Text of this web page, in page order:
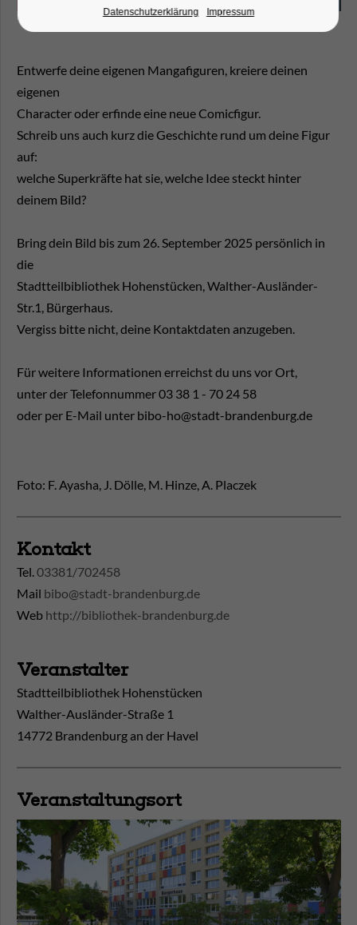
Entwerfe deine eigenen Mangafiguren, kreiere deinen
eigenen
Character oder erfinde eine neue Comicfigur.
Schreib uns auch kurz die Geschichte rund um deine Figur
auf:
welche Superkräfte hat sie, welche Idee steckt hinter
deinem Bild?
Bring dein Bild bis zum 26. September 2025 persönlich in
die
Stadtteilbibliothek Hohenstücken, Walther-Ausländer-
Str.1, Bürgerhaus.
Vergiss bitte nicht, deine Kontaktdaten anzugeben.
Für weitere Informationen erreichst du uns vor Ort,
unter der Telefonnummer 03 38 1 - 70 24 58
oder per E-Mail unter bibo-ho@stadt-brandenburg.de
Foto: F. Ayasha, J. Dölle, M. Hinze, A. Placzek
Kontakt
Tel.03381/702458
Mail bibo@stadt-brandenburg.de
Web http://bibliothek-brandenburg.de
Veranstalter
Stadtteilbibliothek Hohenstücken
Walther-Ausländer-Straße 1
14772 Brandenburg an der Havel
Veranstaltungsort
Datenschutzerklärung Impressum